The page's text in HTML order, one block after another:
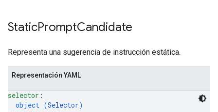
StaticPromptCandidate
Representa una sugerencia de instrucción estática.
Representación YAML
selector :
object (Selector)